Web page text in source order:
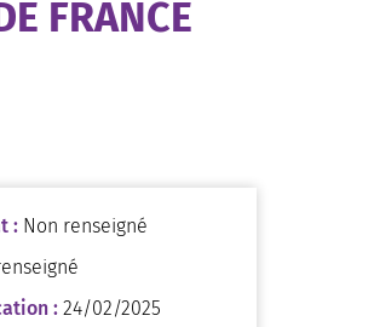
FRANCE
: Non renseigné
: 24/02/2025